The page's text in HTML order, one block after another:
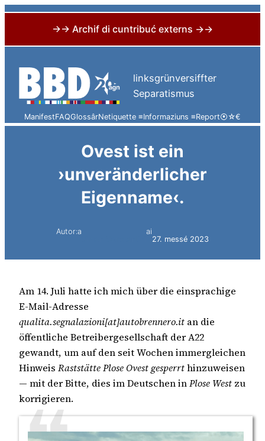
→→ Archif di cuntribuć externs →→
content
linksgrünversiffter
Separatismus
ManifestFAQGlossârNetiquette ≡Informaziuns ≡Report⦿☆€
Ovest ist ein
›unveränderlicher
Eigenname‹.
Autor:a
ai
27. messé 2023
Am 14. Juli hatte ich mich über die einsprachige
E-Mail-Adresse
qualita.segnalazioni[at]autobrennero.it an die
öffentliche Betreibergesellschaft der A22
gewandt, um auf den seit Wochen immergleichen
Hinweis Raststätte Plose Ovest gesperrthinzuweisen
— mit der Bitte, dies im Deutschen inPlose West zu
korrigieren.